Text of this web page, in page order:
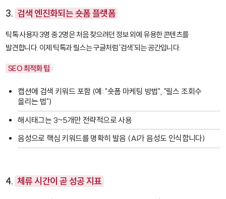
3. 검색 엔진화되는 숏폼 플랫폼
틱톡 사용자 3명 중 2명은 처음 찾으려던 정보 외에 유용한 콘텐츠를
발견합니다. 이제 틱톡과 릴스는 구글처럼 '검색'되는 공간입니다.
SEO 최적화 팁 :
캡션에 검색 키워드 포함 (예: "숏폼 마케팅 방법", "릴스 조회수
올리는 법")
해시태그는 3~5개만 전략적으로 사용
음성으로 핵심 키워드를 명확히 발음 (AI가 음성도 인식합니다)
4. 체류 시간이 곧 성공 지표